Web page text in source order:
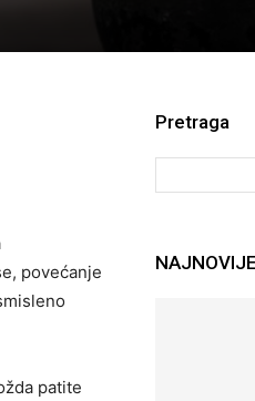
povećanje
patite
Pretraga
NAJNOVIJE